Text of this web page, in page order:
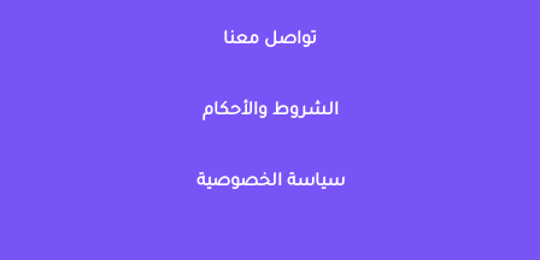
تواصل معنا
الشروط والأحكام
سياسة الخصوصية